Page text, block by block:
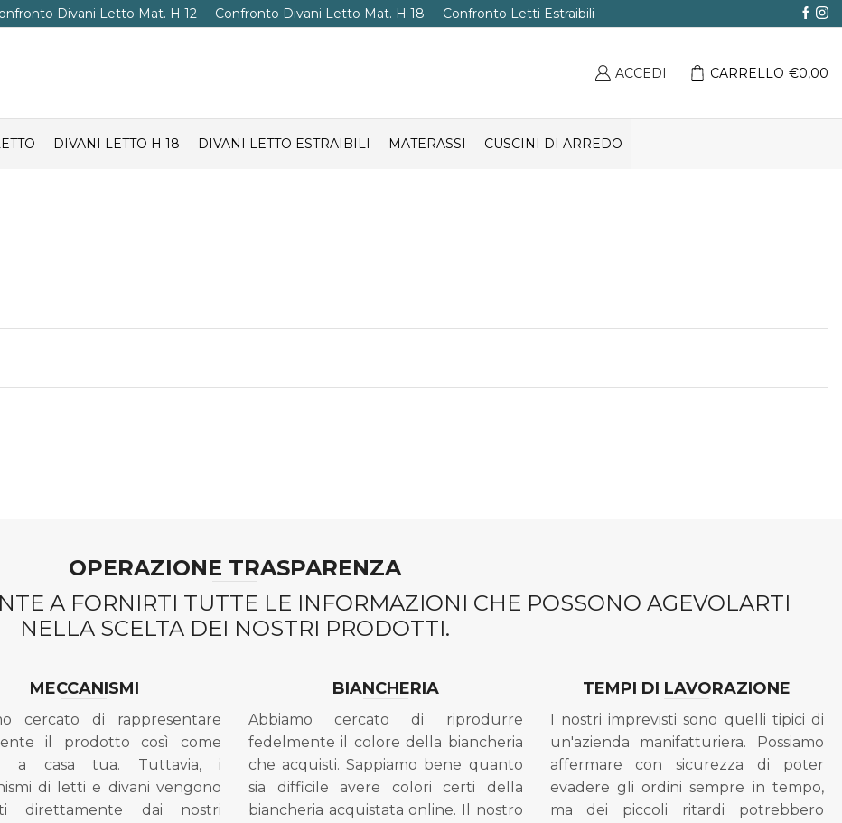
Divani Letto Mat. H 12 Confronto Divani Letto Mat. H 18 Confronto Letti Estraibili
ACCEDI CARRELLO €0,00
DIVANI LETTO H 18 DIVANI LETTO ESTRAIBILI MATERASSI CUSCINI DI ARREDO
OPERAZIONE TRASPARENZA
A FORNIRTI TUTTE LE INFORMAZIONI CHE POSSONO AGEVOLARTI
NELLA SCELTA DEI NOSTRI PRODOTTI.
MECCANISMI
cercato di rappresentare
il prodotto così come
a casa tua. Tuttavia, i
di letti e divani vengono
direttamente dai nostri
BIANCHERIA
Abbiamo cercato di riprodurre
fedelmente il colore della biancheria
che acquisti. Sappiamo bene quanto
sia difficile avere colori certi della
biancheria acquistata online. Il nostro
TEMPI DI LAVORAZIONE
I nostri imprevisti sono quelli tipici di
un'azienda manifatturiera. Possiamo
affermare con sicurezza di poter
evadere gli ordini sempre in tempo,
ma dei piccoli ritardi potrebbero